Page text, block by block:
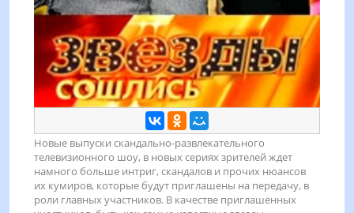
Новые выпуски скандально-развлекательного
телевизионного шоу, в новых сериях зрителей ждет
намного больше интриг, скандалов и прочих нюансов
их кумиров, которые будут приглашены на передачу, в
роли главных участников. В качестве приглашенных